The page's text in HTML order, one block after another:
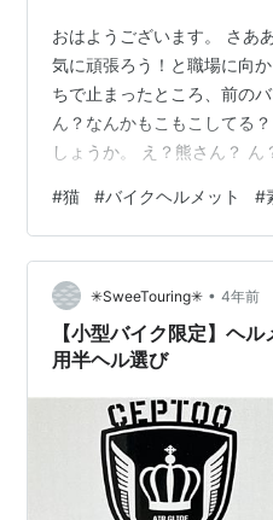
おはようございます。 さあ
気に頑張ろう！と職場に向
ちで止まったところ、前の
ん？なんかもこもこしてる
しょうか。 え？熊さん？ ん
はアマゾンさんより もしそ
なんて思いつつ後ろについ
にて、彼は左に、私は右に
まいました。左に曲がって
うやら、ヘルメットの上に
いんです。 そんなものがあ
#猫 #バイクヘルメット #
✳︎SweeTouring✳︎ • 4年前
【小型バイク限定】ヘ
用半ヘル選び